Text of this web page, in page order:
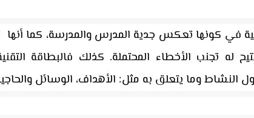
في كونها تعكس جدية المدرس والمدرسة، كما
تتيح له تجنب الأخطاء المحتملة. كذلك فالبطاقة
النشاط وما يتعلق به مثل: الأهداف، الوسائل